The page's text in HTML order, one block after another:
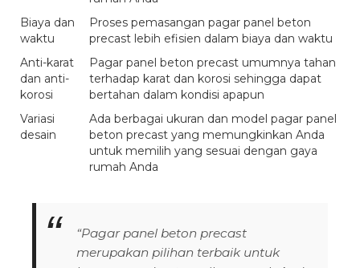
Biaya dan
waktu
Proses pemasangan pagar panel beton
precast lebih efisien dalam biaya dan waktu
Anti-karat
dan anti-
korosi
Pagar panel beton precast umumnya tahan
terhadap karat dan korosi sehingga dapat
bertahan dalam kondisi apapun
Variasi
desain
Ada berbagai ukuran dan model pagar panel
beton precast yang memungkinkan Anda
untuk memilih yang sesuai dengan gaya
rumah Anda
“Pagar panel beton precast
merupakan pilihan terbaik untuk